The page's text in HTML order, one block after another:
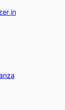
in